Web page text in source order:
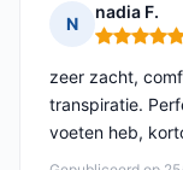
N
nadia F.
zeer zacht,
transpiratie.
voeten heb,